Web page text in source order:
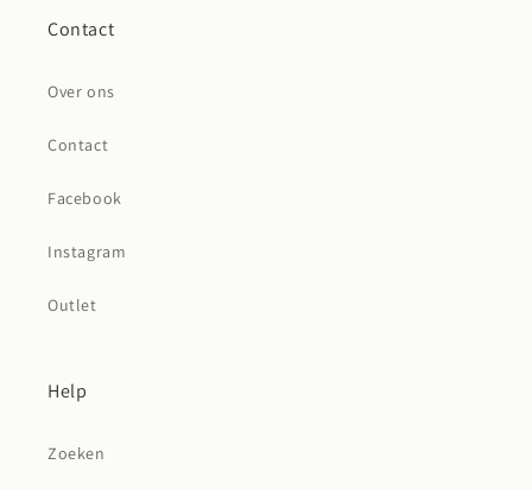
Contact
Over ons
Contact
Facebook
Instagram
Outlet
Help
Zoeken